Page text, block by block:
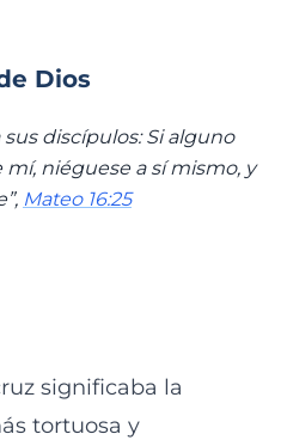
Dios
sus discípulos: Si alguno
niéguese a sí mismo, y
Mateo 16:25
significaba la
tortuosa y